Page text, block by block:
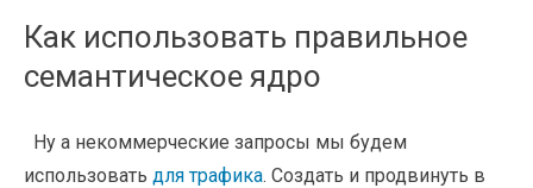
Как использовать правильное
семантическое ядро
Ну а некоммерческие запросы мы будем
использовать для трафика. Создать и продвинуть в